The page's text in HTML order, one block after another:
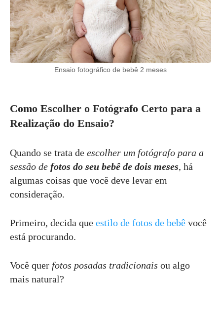
Ensaio fotográfico de bebê 2 meses
Como Escolher o Fotógrafo Certo para a
Realização do Ensaio?
Quando se trata de escolher um fotógrafo para a
sessão de fotos do seu bebê de dois meses, há
algumas coisas que você deve levar em
consideração.
Primeiro, decida que estilo de fotos de bebê você
está procurando.
Você quer fotos posadas tradicionais ou algo
mais natural?